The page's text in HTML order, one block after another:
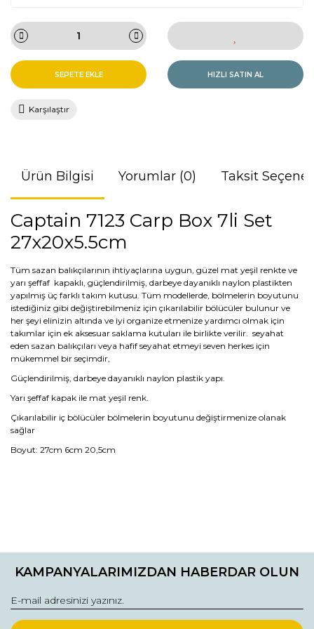
SEPETE EKLE HIZLI SATIN AL
Karşılaştır
Ürün Bilgisi Yorumlar (0) Taksit
Captain 7123 Carp Box 7li Set
27x20x5.5cm
Tüm sazan balıkçılarının ihtiyaçlarına uygun, güzel mat yeşil renkte ve
yarı şeffaf kapaklı, güçlendirilmiş, darbeye dayanıklı naylon plastikten
yapılmış üç farklı takım kutusu. Tüm modellerde, bölmelerin boyutunu
istediğiniz gibi değiştirebilmeniz için çıkarılabilir bölücüler bulunur ve
her şeyi elinizin altında ve iyi organize etmenize yardımcı olmak için
takımlar için ek aksesuar saklama kutuları ile birlikte verilir. seyahat
eden sazan balıkçıları veya hafif seyahat etmeyi seven herkes için
mükemmel bir seçimdir,
Güçlendirilmiş, darbeye dayanıklı naylon plastik yapı.
Yarı şeffaf kapak ile mat yeşil renk.
Çıkarılabilir iç bölücüler bölmelerin boyutunu değiştirmenize olanak
sağlar
Boyut: 27cm 6cm 20,5cm
konularda yetersiz gördüğünüz noktaları öneri formunu
Görüş ve önerileriniz için teşekkür ederiz.
Ürün resmi kalitesiz, bozuk veya görüntülenemiyor.
KAMPANYALARIMIZDAN HABERDAR OLUN